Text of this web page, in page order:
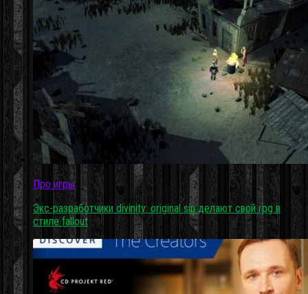
Про игры
Экс-разработчики divinity: original sin делают свой rpg в
стиле fallout